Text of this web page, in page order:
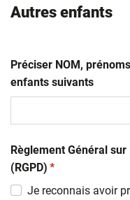
Autres enfants
Préciser NOM,
enfants suivants
Règlement Général
(RGPD) (obligatoire)
*
Je reconnais avoir